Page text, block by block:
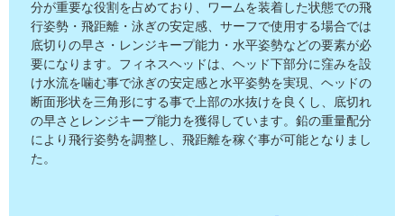
分が重要な役割を占めており、ワームを装着した状態での飛
行姿勢・飛距離・泳ぎの安定感、サーフで使用する場合では
底切りの早さ・レンジキープ能力・水平姿勢などの要素が必
要になります。フィネスヘッドは、ヘッド下部分に窪みを設
け水流を噛む事で泳ぎの安定感と水平姿勢を実現、ヘッドの
断面形状を三角形にする事で上部の水抜けを良くし、底切れ
の早さとレンジキープ能力を獲得しています。鉛の重量配分
により飛行姿勢を調整し、飛距離を稼ぐ事が可能となりまし
た。